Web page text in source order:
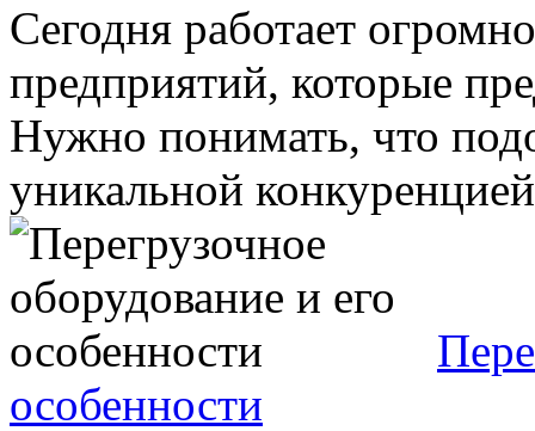
Сегодня работает
предприятий, которые
Нужно понимать, что
уникальной
особенности